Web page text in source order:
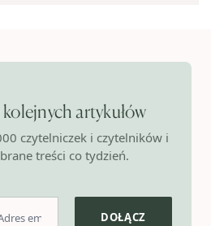
artykułów
czytelniczek i czytelników i
treści co tydzień.